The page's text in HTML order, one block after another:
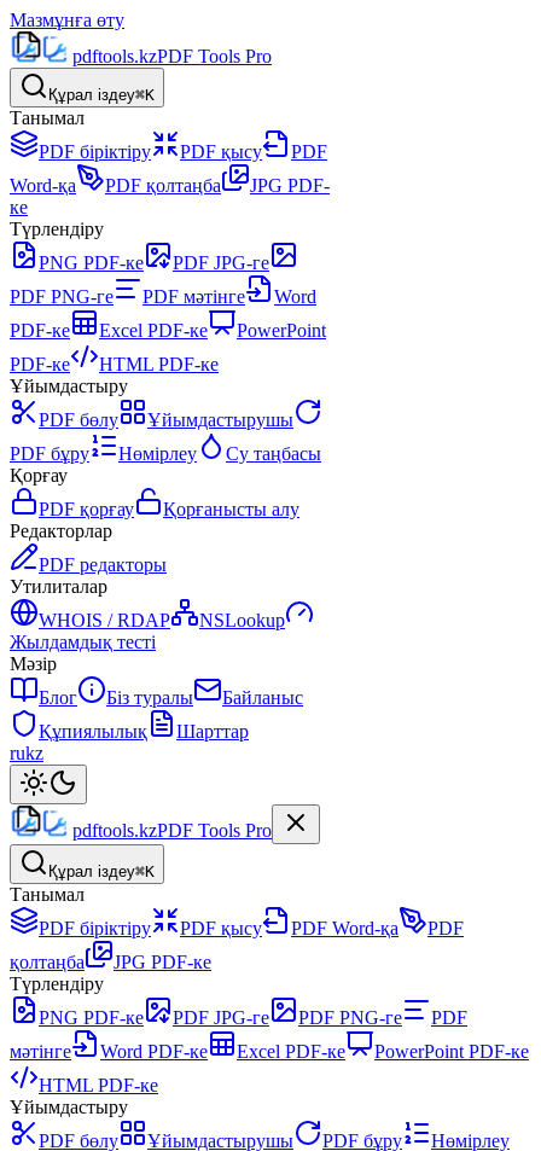
Мазмұнға өту
pdftools.kzPDF Tools Pro
Құрал іздеу⌘K
Танымал
PDF біріктіру
PDF қысу
PDF
Word-қа
PDF қолтаңба
JPG PDF-
ке
Түрлендіру
PNG PDF-ке
PDF JPG-ге
PDF PNG-ге
PDF мәтінге
Word
PDF-ке
Excel PDF-ке
PowerPoint
PDF-ке
HTML PDF-ке
Ұйымдастыру
PDF бөлу
Ұйымдастырушы
PDF бұру
Нөмірлеу
Су таңбасы
Қорғау
PDF қорғау
Қорғанысты алу
Редакторлар
PDF редакторы
Утилиталар
WHOIS / RDAP
NSLookup
Жылдамдық тесті
Мәзір
Блог
Біз туралы
Байланыс
Құпиялылық
Шарттар
rukz
pdftools.kzPDF Tools Pro
Құрал іздеу⌘K
Танымал
PDF біріктіру
PDF қысу PDF Word-қа
PDF
қолтаңба
JPG PDF-ке
Түрлендіру
PNG PDF-ке
PDF JPG-ге PDF PNG-ге
PDF
мәтінге
Word PDF-ке Excel PDF-ке
PowerPoint PDF-ке
HTML PDF-ке
Ұйымдастыру
PDF бөлу
Ұйымдастырушы PDF бұру
Нөмірлеу